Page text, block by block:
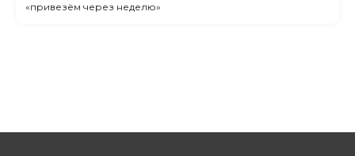
«привезём через неделю»